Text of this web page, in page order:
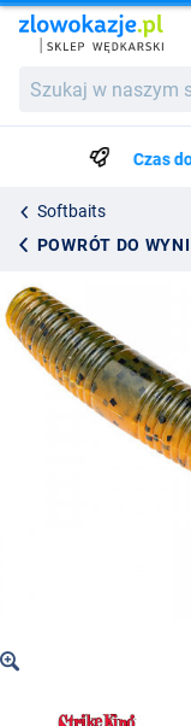
w
wędkarskim...Czas
Softbaits
POWRÓT DO